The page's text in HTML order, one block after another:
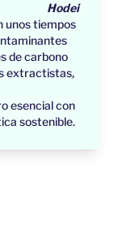
Hodei
unos tiempos
de carbono
extractistas,
esencial con
sostenible.